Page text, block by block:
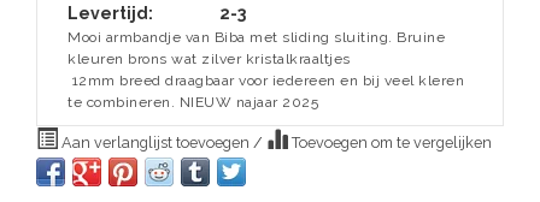
Levertijd:
2-3
Mooi armbandje van Biba met sliding sluiting. Bruine
kleuren brons wat zilver kristalkraaltjes
12mm breed draagbaar voor iedereen en bij veel kleren
te combineren. NIEUW najaar 2025
Aan verlanglijst toevoegen / Toevoegen om te vergelijken